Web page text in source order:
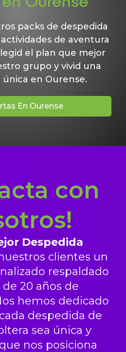
packs de despedida
de aventura
el plan que mejor
grupo y vivid una
en Ourense.
En Ourense
con
Despedida
clientes un
respaldado
20 años de
hemos dedicado
despedida de
sea única y
nos posiciona